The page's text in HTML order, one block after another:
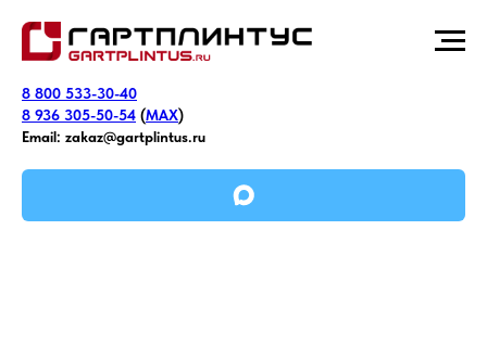
8 800 533-30-40
8 936 305-50-54 (MAX)
Email: zakaz@gartplintus.ru